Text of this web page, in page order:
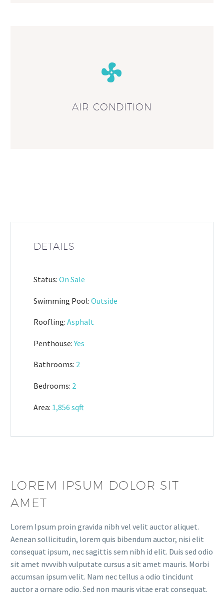


AIR CONDITION
DETAILS
Status: On Sale
Swimming Pool: Outside
Roofling: Asphalt
Penthouse: Yes
Bathrooms: 2
Bedrooms: 2
Area: 1,856 sqft
LOREM IPSUM DOLOR SIT
AMET
Lorem Ipsum proin gravida nibh vel velit auctor aliquet.
Aenean sollicitudin, lorem quis bibendum auctor, nisi elit
consequat ipsum, nec sagittis sem nibh id elit. Duis sed odio
sit amet nvvvibh vulputate cursus a sit amet mauris. Morbi
accumsan ipsum velit. Nam nec tellus a odio tincidunt
auctor a ornare odio. Sed non mauris vitae erat consequat.